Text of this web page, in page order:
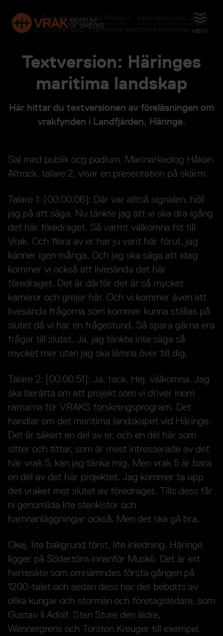
ÖPPNA
MENY
Play Textversioner av filmer
textversioner 2025
Textversion: Häringes maritima landskap
Textversion: Häringes
maritima landskap
Här hittar du textversionen av föreläsningen om
vrakfynden i Landfjärden, Häringe.
Sal med publik ocg podium. Marinarkeolog Håkan
Altrock, talare 2, visar en presentation på skärm.
Talare 1: [00:00:06]: Där var alltså signalen, höll
jag på att säga. Nu tänkte jag att vi ska dra igång
det här föredraget. Så varmt välkomna hit till
Vrak. Och flera av er har ju varit här förut, jag
känner igen många. Och jag ska säga att idag
kommer vi också att livesända det här
föredraget. Det är därför det är så mycket
kameror och grejer här. Och vi kommer även att
livesända frågorna som kommer kunna ställas på
slutet då vi har en frågestund. Så spara gärna era
frågor till slutet. Ja, jag tänkte inte säga så
mycket mer utan jag ska lämna över till dig,
Talare 2: [00:00:51]: Ja, tack. Hej, välkomna. Jag
ska berätta om ett projekt som vi driver inom
ramarna för VRAKS forskningsprogram. Det
handlar om det maritima landskapet vid Häringe.
Det är säkert en del av er, och en del här som
sitter och tittar, som är mest intresserade av det
här vrak 5, kan jag tänka mig. Men vrak 5 är bara
en del av det här projektet. Jag kommer ta upp
det vraket mot slutet av föredraget. Tills dess får
ni genomlida lite stenkistor och
hamnanläggningar också. Men det ska gå bra.
Okej, lite bakgrund först, lite inledning. Häringe
ligger på Södertörn innanför Muskö. Det är ett
herresäte som omnämndes första gången på
1200-talet och sedan dess har det bebotts av
olika kungar och stormän och företagsledare, som
Gustav II Adolf, Sten Sture den äldre,
Wennergrens och Torsten Kreuger till exempel,